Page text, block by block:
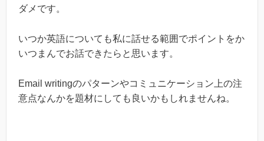
ダメです。
いつか英語についても私に話せる範囲でポイントをか
いつまんでお話できたらと思います。
Email writingのパターンやコミュニケーション上の注
意点なんかを題材にしても良いかもしれませんね。